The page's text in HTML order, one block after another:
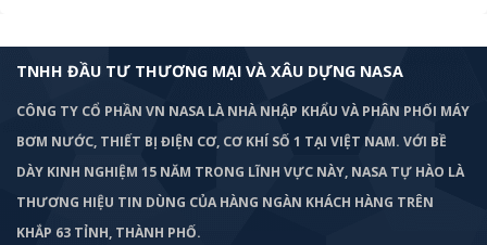
TNHH ĐẦU TƯ THƯƠNG MẠI VÀ XÂU DỰNG NASA
CÔNG TY CỔ PHẦN VN NASA LÀ NHÀ NHẬP KHẨU VÀ PHÂN PHỐI MÁY
BƠM NƯỚC, THIẾT BỊ ĐIỆN CƠ, CƠ KHÍ SỐ 1 TẠI VIỆT NAM. VỚI BỀ
DÀY KINH NGHIỆM 15 NĂM TRONG LĨNH VỰC NÀY, NASA TỰ HÀO LÀ
THƯƠNG HIỆU TIN DÙNG CỦA HÀNG NGÀN KHÁCH HÀNG TRÊN
KHẮP 63 TỈNH, THÀNH PHỐ.